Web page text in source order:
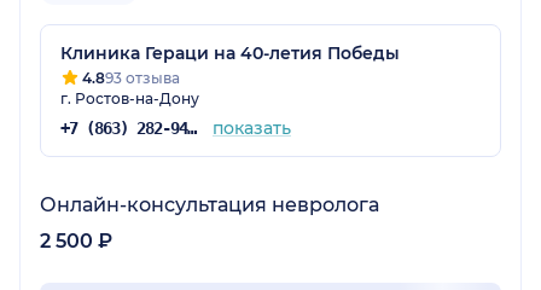
Клиника Гераци на 40-летия Победы
4.893 отзыва
г. Ростов-на-Дону
+7 (863) 282-94-43 показать
Онлайн-консультация невролога
2 500 ₽